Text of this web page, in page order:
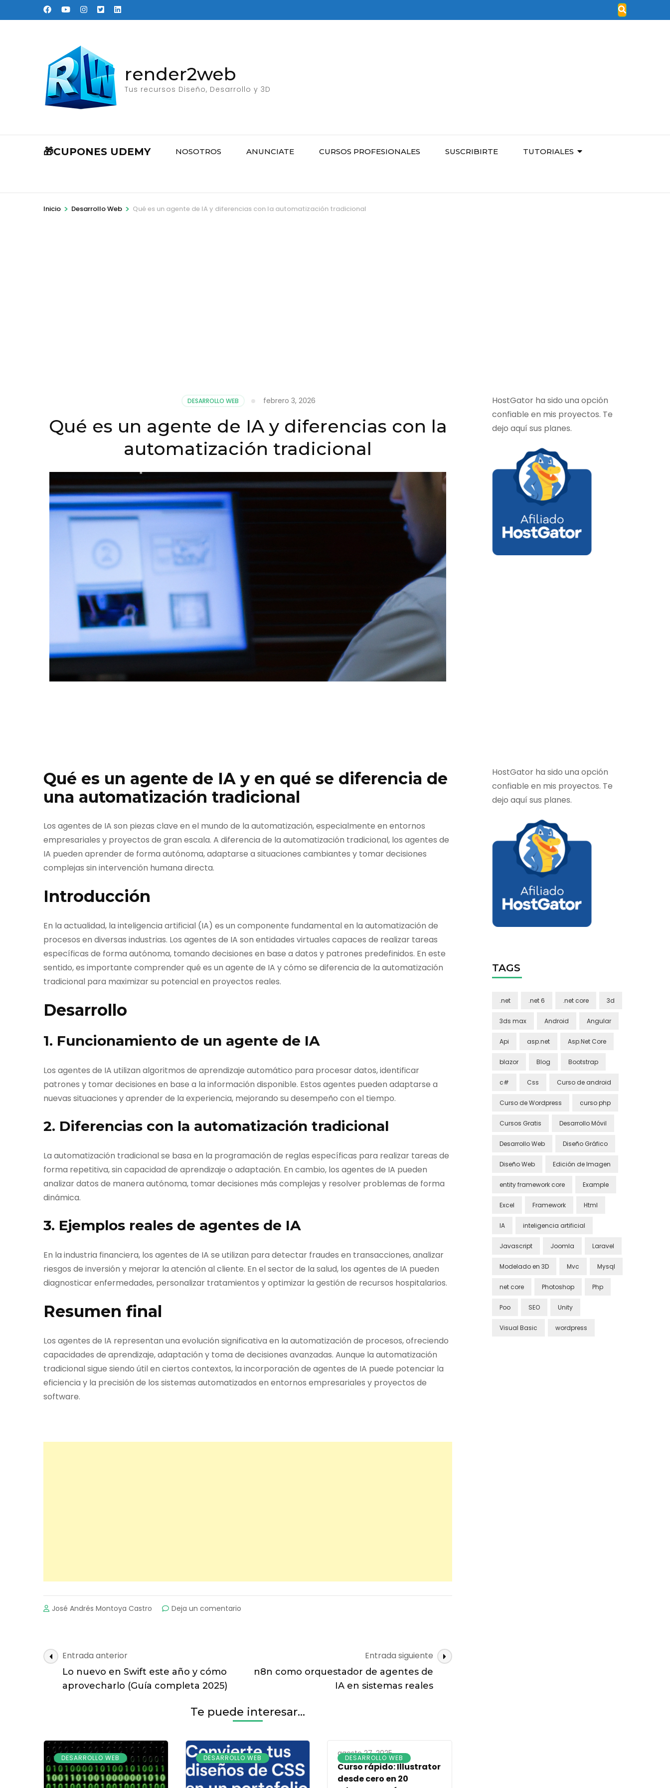
al
render2web
Tus recursos Diseño, Desarrollo y 3D
🎁CUPONES UDEMY NOSOTROS ANUNCIATE CURSOS PROFESIONALES SUSCRIBIRTE TUTORIALES
Inicio > Desarrollo Web > Qué es un agente de IA y diferencias con la automatización tradicional
DESARROLLO WEB febrero 3, 2026
Qué es un agente de IA y diferencias con la
automatización tradicional
Qué es un agente de IA y en qué se diferencia de
una automatización tradicional
Los agentes de IA son piezas clave en el mundo de la automatización, especialmente en entornos
empresariales y proyectos de gran escala. A diferencia de la automatización tradicional, los agentes de
IA pueden aprender de forma autónoma, adaptarse a situaciones cambiantes y tomar decisiones
complejas sin intervención humana directa.
Introducción
En la actualidad, la inteligencia artificial (IA) es un componente fundamental en la automatización de
procesos en diversas industrias. Los agentes de IA son entidades virtuales capaces de realizar tareas
específicas de forma autónoma, tomando decisiones en base a datos y patrones predefinidos. En este
sentido, es importante comprender qué es un agente de IA y cómo se diferencia de la automatización
tradicional para maximizar su potencial en proyectos reales.
Desarrollo
1. Funcionamiento de un agente de IA
Los agentes de IA utilizan algoritmos de aprendizaje automático para procesar datos, identificar
patrones y tomar decisiones en base a la información disponible. Estos agentes pueden adaptarse a
nuevas situaciones y aprender de la experiencia, mejorando su desempeño con el tiempo.
2. Diferencias con la automatización tradicional
La automatización tradicional se basa en la programación de reglas específicas para realizar tareas de
forma repetitiva, sin capacidad de aprendizaje o adaptación. En cambio, los agentes de IA pueden
analizar datos de manera autónoma, tomar decisiones más complejas y resolver problemas de forma
dinámica.
3. Ejemplos reales de agentes de IA
En la industria financiera, los agentes de IA se utilizan para detectar fraudes en transacciones, analizar
riesgos de inversión y mejorar la atención al cliente. En el sector de la salud, los agentes de IA pueden
diagnosticar enfermedades, personalizar tratamientos y optimizar la gestión de recursos hospitalarios.
Resumen final
Los agentes de IA representan una evolución significativa en la automatización de procesos, ofreciendo
capacidades de aprendizaje, adaptación y toma de decisiones avanzadas. Aunque la automatización
tradicional sigue siendo útil en ciertos contextos, la incorporación de agentes de IA puede potenciar la
eficiencia y la precisión de los sistemas automatizados en entornos empresariales y proyectos de
software.
José Andrés Montoya Castro Deja un comentario
la
automatización
Navegación
de
entradas
Entrada anterior
Lo nuevo en Swift este año y cómo
aprovecharlo (Guía completa 2025)
Entrada siguiente
n8n como orquestador de agentes de
IA en sistemas reales
Te puede interesar...
DESARROLLO WEB DESARROLLO WEB DESARROLLO WEB
agosto 27, 2025
Curso rápido: Illustrator
desde cero en 20
HostGator ha sido una opción
confiable en mis proyectos. Te
dejo aquí sus planes.
HostGator ha sido una opción
confiable en mis proyectos. Te
dejo aquí sus planes.
TAGS
.net .net 6 .net core 3d
3ds max Android Angular
Api asp.net Asp.Net Core
blazor Blog Bootstrap
c# Css Curso de android
Curso de Wordpress curso php
Cursos Gratis Desarrollo Móvil
Desarrollo Web Diseño Gráfico
Diseño Web Edición de Imagen
entity framework core Example
Excel Framework Html
IA inteligencia artificial
Javascript Joomla Laravel
Modelado en 3D Mvc Mysql
net core Photoshop Php
Poo SEO Unity
Visual Basic wordpress